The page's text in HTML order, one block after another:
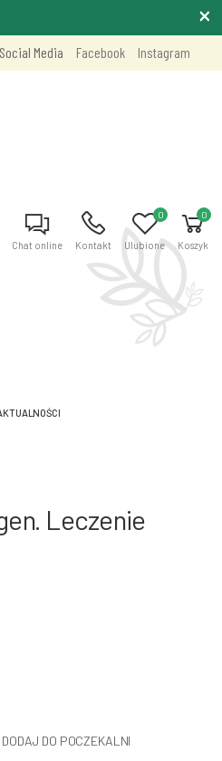
Social Media Facebook Instagram
Chat online Kontakt Ulubione
0 0
Koszyk
Leczenie
DODAJ DO POCZEKALNI